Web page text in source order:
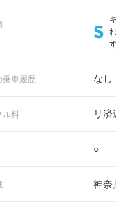
S
乗車履歴 なし
ル料 リ済
○
神奈